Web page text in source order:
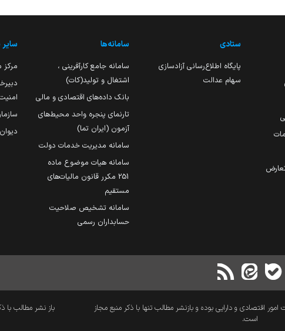
ستادی
پایگاه اطلاع‌رسانی آزادسازی
سهام عدالت
سامانه‌ها
سامانه جامع کارآفرینی ،
اشتغال و تولید(کات)
بانک داده‌های اقتصادی و مالی
تارنمای پنجره واحد محیط‌های
آزمون (ایران تما)
سامانه مدیریت خدمات دولت
سامانه هیات موضوع ماده
251 مکرر قانون مالیات‌های
مستقیم
سامانه تشخیص صلاحیت
حسابداران رسمی
سایر
مرکز
اقتصادی و دارایی بوده و بازنشر مطالب تنها با ذکر منبع مجاز
است.
باز نشر مطالب با